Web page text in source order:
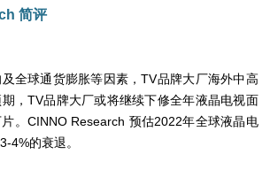
简评
全球通货膨胀等因素，TV品牌大厂海外中高
，TV品牌大厂或将继续下修全年液晶电视面
。CINNO Research 预估2022年全球液晶电
4%的衰退。